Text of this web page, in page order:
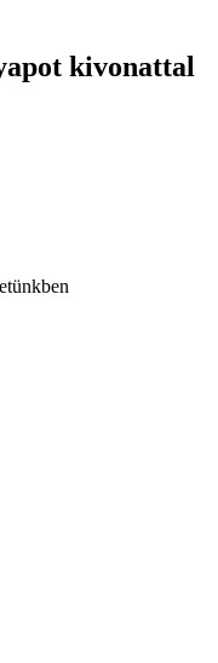
kivonattal